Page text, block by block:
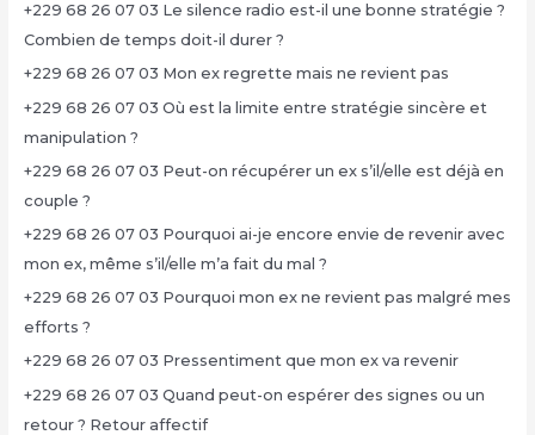
+229 68 26 07 03 Le silence radio est-il une bonne stratégie ?
Combien de temps doit-il durer ?
+229 68 26 07 03 Mon ex regrette mais ne revient pas
+229 68 26 07 03 Où est la limite entre stratégie sincère et
manipulation ?
+229 68 26 07 03 Peut-on récupérer un ex s’il/elle est déjà en
couple ?
+229 68 26 07 03 Pourquoi ai-je encore envie de revenir avec
mon ex, même s’il/elle m’a fait du mal ?
+229 68 26 07 03 Pourquoi mon ex ne revient pas malgré mes
efforts ?
+229 68 26 07 03 Pressentiment que mon ex va revenir
+229 68 26 07 03 Quand peut-on espérer des signes ou un
retour ? Retour affectif